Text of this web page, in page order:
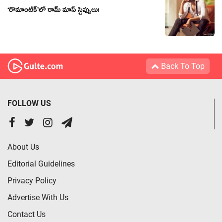
‘రొమాంటిక్’లో రామ్ మాస్ స్టెప్పులు!
Back To Top
FOLLOW US
About Us
Editorial Guidelines
Privacy Policy
Advertise With Us
Contact Us